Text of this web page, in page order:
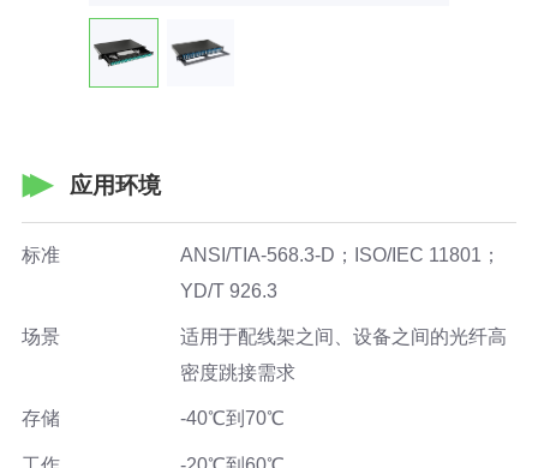
应用环境
标准
ANSI/TIA-568.3-D；ISO/IEC 11801；
YD/T 926.3
场景
适用于配线架之间、设备之间的光纤高
密度跳接需求
存储 -40℃到70℃